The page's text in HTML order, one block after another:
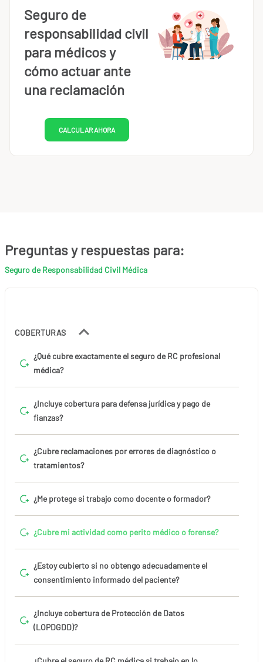
Preguntas y respuestas para:
Seguro de Responsabilidad Civil Médica
COBERTURAS
¿Qué cubre exactamente el seguro de RC profesional
médica?
¿Incluye cobertura para defensa jurídica y pago de
fianzas?
¿Cubre reclamaciones por errores de diagnóstico o
tratamientos?
¿Me protege si trabajo como docente o formador?
¿Cubre mi actividad como perito médico o forense?
¿Estoy cubierto si no obtengo adecuadamente el
consentimiento informado del paciente?
¿Incluye cobertura de Protección de Datos
(LOPDGDD)?
Seguro de
responsabilidad civil
para médicos y
cómo actuar ante
una reclamación
CALCULAR AHORA